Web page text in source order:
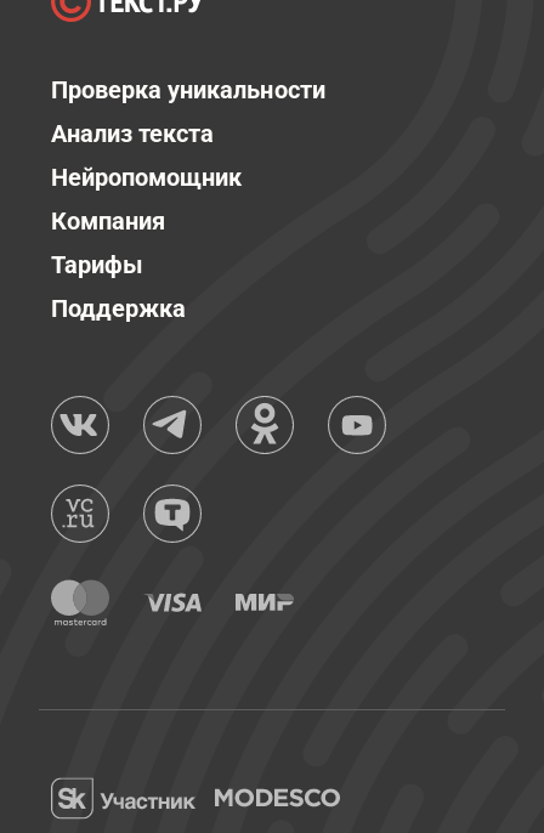
Проверка уникальности
Анализ текста
Нейропомощник
Компания
Тарифы
Поддержка